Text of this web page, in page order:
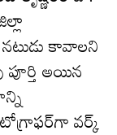
కావాల‌ని
పూర్తి అయిన
వ‌ర్క్